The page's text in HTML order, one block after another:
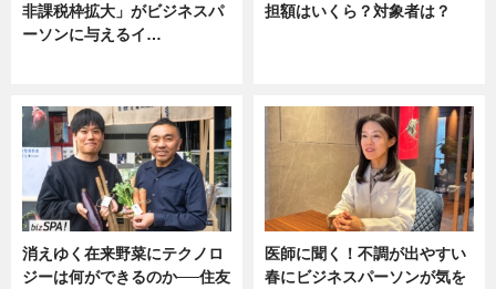
非課税枠拡大」がビジネスパ
ーソンに与えるイ…
担額はいくら？対象者は？
消えゆく在来野菜にテクノロ
ジーは何ができるのか──住友
医師に聞く！不調が出やすい
春にビジネスパーソンが気を